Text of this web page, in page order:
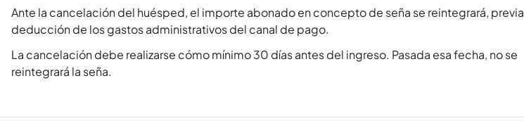
Ante la cancelación del huésped, el importe abonado en concepto de seña se reintegrará, previa
deducción de los gastos administrativos del canal de pago.
La cancelación debe realizarse cómo mínimo 30 días antes del ingreso. Pasada esa fecha, no se
reintegrará la seña.